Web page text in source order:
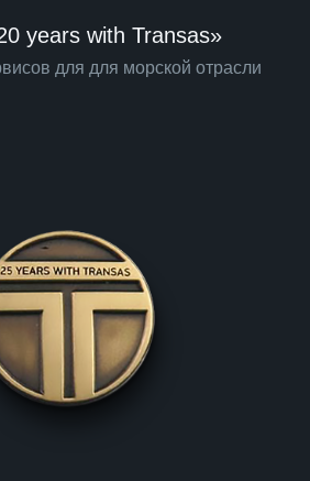
years with Transas»
для для морской отрасли